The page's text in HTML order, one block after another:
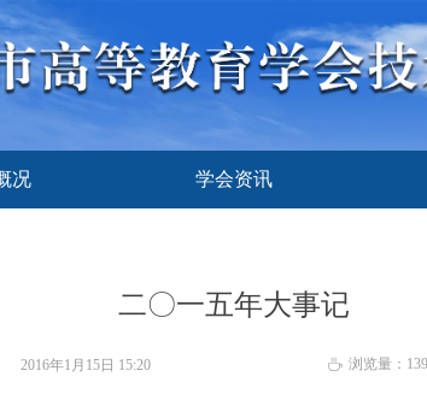
况
况
学会资讯
二〇一五年大事记
2016年1月15日 15:20 ꄘ 浏览量： 139